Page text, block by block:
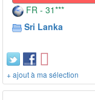
FR - 31***
Sri Lanka
+ ajout à ma sélection